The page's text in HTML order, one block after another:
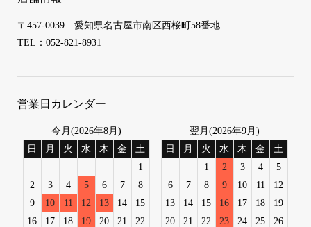
〒457-0039 愛知県名古屋市南区西桜町58番地
TEL：052-821-8931
営業日カレンダー
今月(2026年8月)
日
月 火 水 木 金
土
1
2
3 4 5 6 7
8
9
10 11 12 13 14
15
16
17 18 19 20 21
22
翌月(2026年9月)
日
月 火 水 木 金
土
1
2 3 4
5
6
7 8 9 10 11
12
13
14 15 16 17 18
19
20
21 22 23 24 25
26